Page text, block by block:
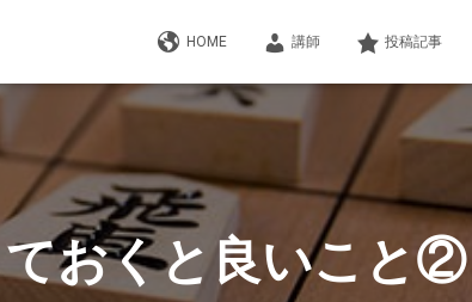
HOME 講師 投稿記事
おくと良いこと②